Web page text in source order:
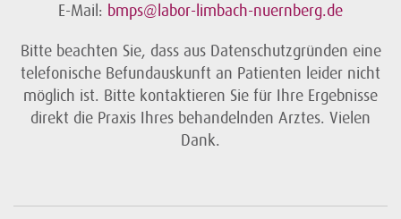
E-Mail: bmps@labor-limbach-nuernberg.de
Bitte beachten Sie, dass aus Datenschutzgründen eine
telefonische Befundauskunft an Patienten leider nicht
möglich ist. Bitte kontaktieren Sie für Ihre Ergebnisse
direkt die Praxis Ihres behandelnden Arztes. Vielen
Dank.